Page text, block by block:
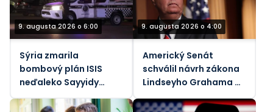
9. augusta 2026 o 6:00
Sýria zmarila
bombový plán ISIS
neďaleko Sayyidy
Zainab
9. augusta 2026 o 4:00
Americký Senát
schválil návrh zákona
Lindseyho Grahama o
sankciách voči Rusku